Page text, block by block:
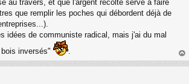
au travers, et que l'argent récolté serve à faire
que remplir les poches qui débordent déjà de
idées de communiste radical, mais j'ai du mal
inversés"
.
au